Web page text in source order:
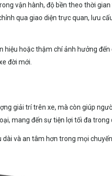
vận hành, độ bền theo thời
qua giao diện trực quan, lưu
hoặc thậm chí ảnh hưởng
đời mới.
giải trí trên xe, mà còn giúp
mang đến sự tiện lợi tối đa trong
và an tâm hơn trong mọi chuyến